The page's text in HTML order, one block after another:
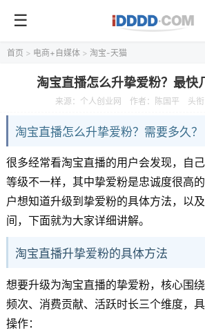
首页 > 电商+自媒体 > 淘宝-天猫
淘宝直播怎么升挚爱粉？最快
来源： 个人创业网 作者：陈国平 头
淘宝直播怎么升挚爱粉？需要多久？
很多经常看淘宝直播的用户会发现，自
等级不一样，其中挚爱粉是忠诚度很高
户想知道升级到挚爱粉的具体方法，以
间，下面就为大家详细讲解。
淘宝直播升挚爱粉的具体方法
想要升级为淘宝直播的挚爱粉，核心围
频次、消费贡献、活跃时长三个维度，
操作：